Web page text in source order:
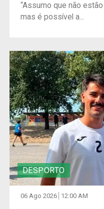
“Assumo que não
mas é possível a...
DESPORTO
06 Ago 2026 12:00 AM